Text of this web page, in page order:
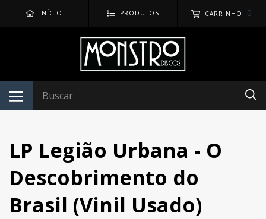
INÍCIO PRODUTOS CARRINHO 0
LP Legião Urbana - O
Descobrimento do
Brasil (Vinil Usado)